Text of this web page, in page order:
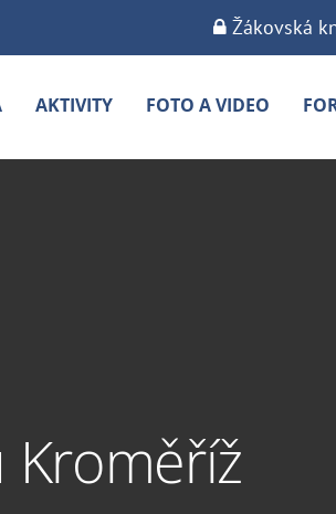
Žákovská
AKTIVITY FOTO A VIDEO
Kroměříž